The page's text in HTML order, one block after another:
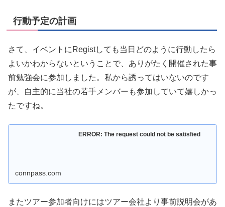
行動予定の計画
さて、イベントにRegistしても当日どのように行動したら
よいかわからないということで、ありがたく開催された事
前勉強会に参加しました。私から誘ってはいないのです
が、自主的に当社の若手メンバーも参加していて嬉しかっ
たですね。
ERROR: The request could not be satisfied
connpass.com
またツアー参加者向けにはツアー会社より事前説明会があ